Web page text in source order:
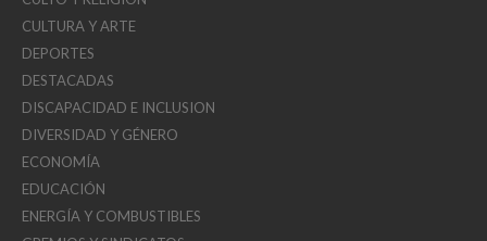
CULTURA Y ARTE
DEPORTES
DESTACADAS
DISCAPACIDAD E INCLUSION
DIVERSIDAD Y GÉNERO
ECONOMÍA
EDUCACIÓN
ENERGÍA Y COMBUSTIBLES